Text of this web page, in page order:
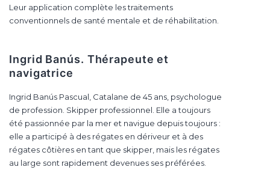
Leur application complète les traitements
conventionnels de santé mentale et de réhabilitation.
Ingrid Banús. Thérapeute et
navigatrice
Ingrid Banús Pascual, Catalane de 45 ans, psychologue
de profession. Skipper professionnel. Elle a toujours
été passionnée par la mer et navigue depuis toujours :
elle a participé à des régates en dériveur et à des
régates côtières en tant que skipper, mais les régates
au large sont rapidement devenues ses préférées.